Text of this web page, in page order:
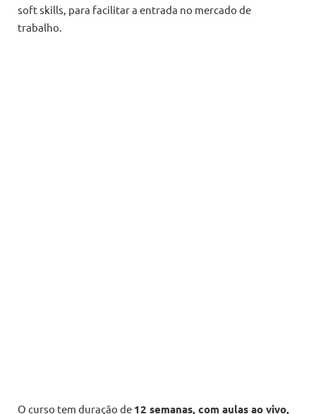
soft skills, para facilitar a entrada no mercado de
trabalho.
O curso tem duração de 12 semanas, com aulas ao vivo,